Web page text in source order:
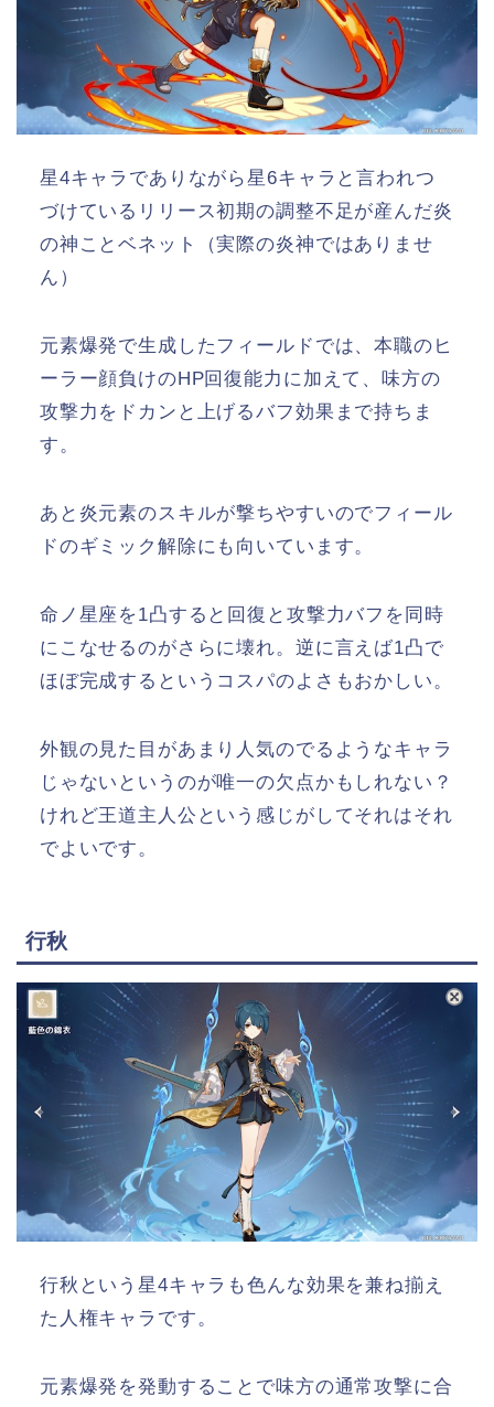
星4キャラでありながら星6キャラと言われつ
づけているリリース初期の調整不足が産んだ炎
の神ことベネット（実際の炎神ではありませ
ん）
元素爆発で生成したフィールドでは、本職のヒ
ーラー顔負けのHP回復能力に加えて、味方の
攻撃力をドカンと上げるバフ効果まで持ちま
す。
あと炎元素のスキルが撃ちやすいのでフィール
ドのギミック解除にも向いています。
命ノ星座を1凸すると回復と攻撃力バフを同時
にこなせるのがさらに壊れ。逆に言えば1凸で
ほぼ完成するというコスパのよさもおかしい。
外観の見た目があまり人気のでるようなキャラ
じゃないというのが唯一の欠点かもしれない？
けれど王道主人公という感じがしてそれはそれ
でよいです。
行秋
行秋という星4キャラも色んな効果を兼ね揃え
た人権キャラです。
元素爆発を発動することで味方の通常攻撃に合